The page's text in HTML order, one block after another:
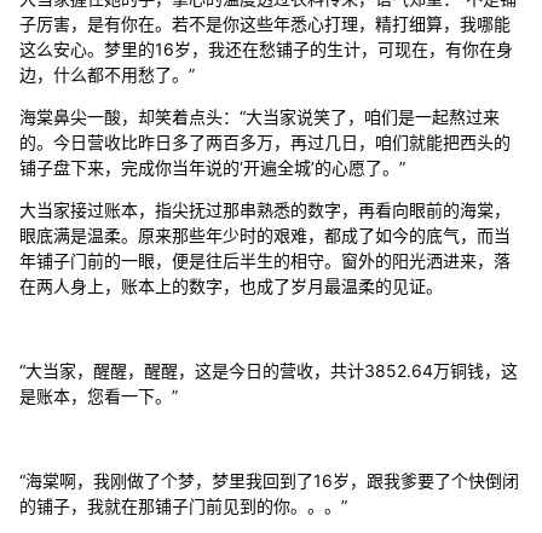
子厉害，是有你在。若不是你这些年悉心打理，精打细算，我哪能
这么安心。梦里的16岁，我还在愁铺子的生计，可现在，有你在身
边，什么都不用愁了。”
海棠鼻尖一酸，却笑着点头：“大当家说笑了，咱们是一起熬过来
的。今日营收比昨日多了两百多万，再过几日，咱们就能把西头的
铺子盘下来，完成你当年说的‘开遍全城’的心愿了。”
大当家接过账本，指尖抚过那串熟悉的数字，再看向眼前的海棠，
眼底满是温柔。原来那些年少时的艰难，都成了如今的底气，而当
年铺子门前的一眼，便是往后半生的相守。窗外的阳光洒进来，落
在两人身上，账本上的数字，也成了岁月最温柔的见证。
“大当家，醒醒，醒醒，这是今日的营收，共计3852.64万铜钱，这
是账本，您看一下。”
“海棠啊，我刚做了个梦，梦里我回到了16岁，跟我爹要了个快倒闭
的铺子，我就在那铺子门前见到的你。。。”